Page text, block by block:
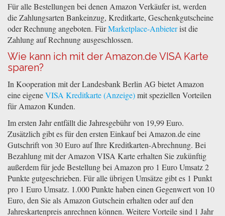
Für alle Bestellungen bei denen Amazon Verkäufer ist, werden
die Zahlungsarten Bankeinzug, Kreditkarte, Geschenkgutscheine
oder Rechnung angeboten. FürMarketplace-Anbieterist die
Zahlung auf Rechnung ausgeschlossen.
Wie kann ich mit der Amazon.de VISA Karte
sparen?
In Kooperation mit der Landesbank Berlin AG bietet Amazon
eine eigeneVISA Kreditkarte
mit speziellen Vorteilen
für Amazon Kunden.
Im ersten Jahr entfällt die Jahresgebühr von 19,99 Euro.
Zusätzlich gibt es für den ersten Einkauf bei Amazon.de eine
Gutschrift von 30 Euro auf Ihre Kreditkarten-Abrechnung. Bei
Bezahlung mit der Amazon VISA Karte erhalten Sie zukünftig
außerdem für jede Bestellung bei Amazon pro 1 Euro Umsatz 2
Punkte gutgeschrieben. Für alle übrigen Umsätze gibt es 1 Punkt
pro 1 Euro Umsatz. 1.000 Punkte haben einen Gegenwert von 10
Euro, den Sie als Amazon Gutschein erhalten oder auf den
Jahreskartenpreis anrechnen können. Weitere Vorteile sind 1 Jahr